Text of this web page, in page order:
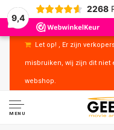
9,4
2268
Let op! , Er zijn
misbruiken, wij zijn dit niet
webshop.
MENU